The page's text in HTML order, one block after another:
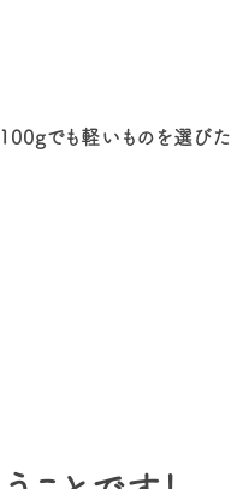
100gでも軽いものを選びた